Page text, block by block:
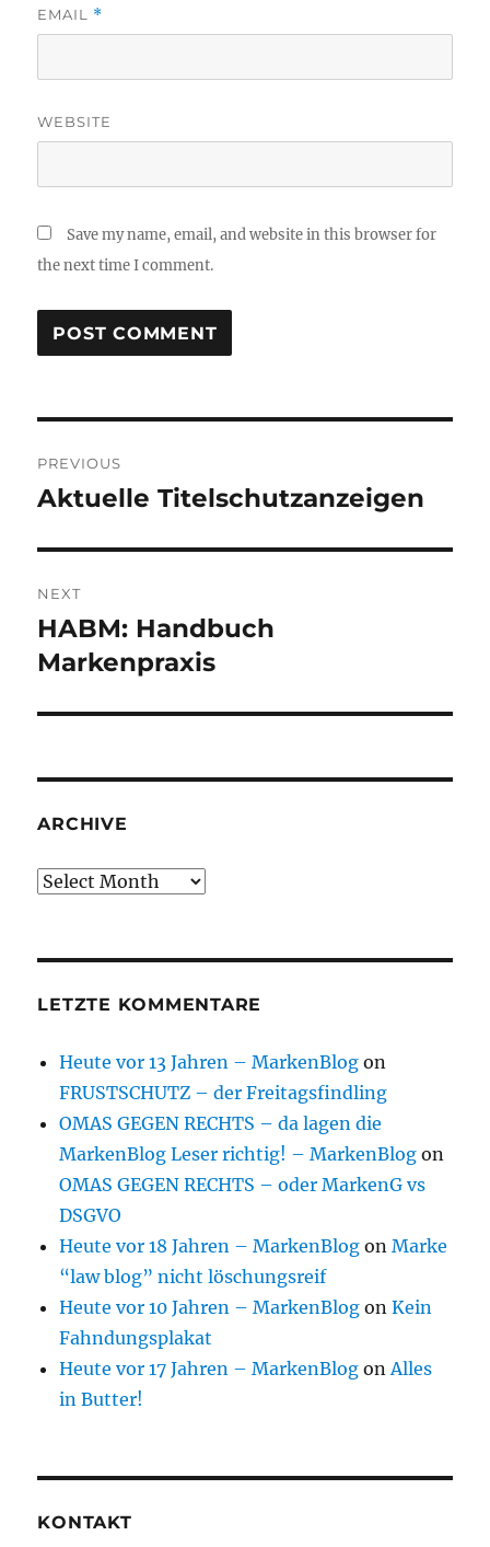
EMAIL *
WEBSITE
Save my name, email, and website in this browser for
the next time I comment.
navigation
PREVIOUS
Previous
Aktuelle Titelschutzanzeigen
NEXT
Next
post:
HABM: Handbuch
Markenpraxis
ARCHIVE
Archive
LETZTE KOMMENTARE
Heute vor 13 Jahren – MarkenBlog on
FRUSTSCHUTZ – der Freitagsfindling
OMAS GEGEN RECHTS – da lagen die
MarkenBlog Leser richtig! – MarkenBlog on
OMAS GEGEN RECHTS – oder MarkenG vs
DSGVO
Heute vor 18 Jahren – MarkenBlog onMarke
“law blog” nicht löschungsreif
Heute vor 10 Jahren – MarkenBlog onKein
Fahndungsplakat
Heute vor 17 Jahren – MarkenBlog onAlles
in Butter!
KONTAKT